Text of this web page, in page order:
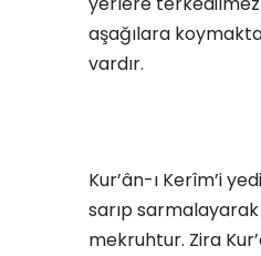
aşağılara
vardır.
Kur’ân-ı Kerîm’i
sarıp
mekruhtur. Zira